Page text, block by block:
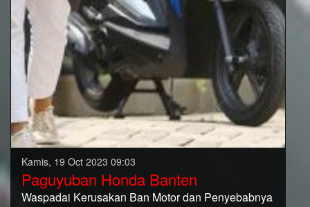
Kamis, 19 Oct 2023 09:03
Paguyuban Honda Banten
Waspadai Kerusakan Ban Motor dan Penyebabnya